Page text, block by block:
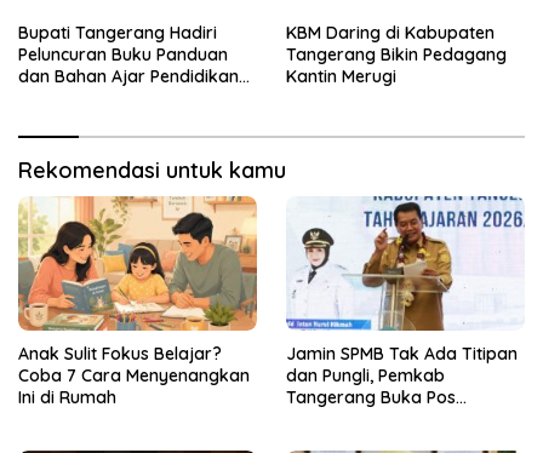
Muda
Bupati Tangerang Hadiri
Peluncuran Buku Panduan
dan Bahan Ajar Pendidikan
KBM Daring di Kabupaten
Tangerang Bikin Pedagang
Kantin Merugi
Rekomendasi untuk kamu
Anak Sulit Fokus Belajar?
Coba 7 Cara Menyenangkan
Ini di Rumah
Jamin SPMB Tak Ada Titipan
dan Pungli, Pemkab
Tangerang Buka Pos